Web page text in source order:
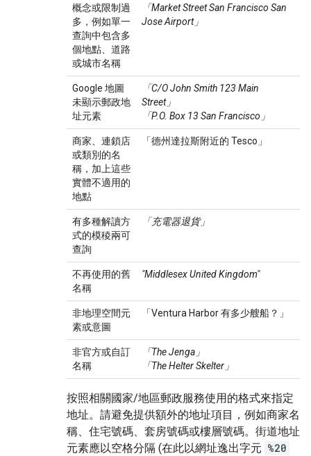
概念或限制過
多，例如單一
查詢中包含多
個地點、道路
或城市名稱
「Market Street San Francisco San
Jose Airport」
Google 地圖
未顯示郵政地
址元素
「C/O John Smith 123 Main
Street」
「P.O. Box 13 San Francisco」
商家、連鎖店
或類別的名
稱，加上這些
實體不適用的
地點
「德州達拉斯附近的 Tesco」
有多種解讀方
式的模稜兩可
查詢
「充電器退貨」
不再使用的舊
名稱
"Middlesex United Kingdom"
非地理空間元
素或意圖
「Ventura Harbor 有多少艘船？」
非官方或自訂
名稱
「The Jenga」
「The Helter Skelter」
按照相關國家/地區郵政服務使用的格式來指定
地址。請避免提供額外的地址項目，例如商家名
稱、住宅號碼、套房號碼或樓層號碼。街道地址
元素應以空格分隔 (在此以網址逸出字元 %20